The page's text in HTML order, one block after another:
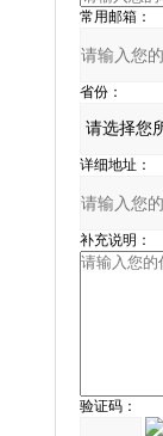
常用邮箱：
省份：
详细地址：
补充说明：
验证码：